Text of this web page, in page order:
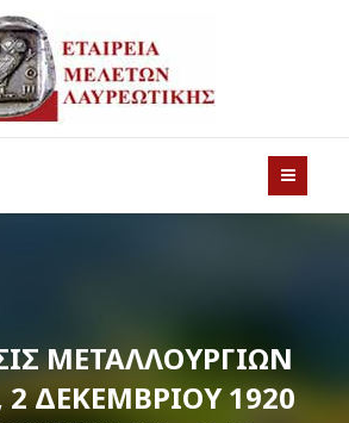
ΜΕΤΑΛΛΟΥΡΓΙΏΝ
2 ΔΕΚΕΜΒΡΊΟΥ 1920